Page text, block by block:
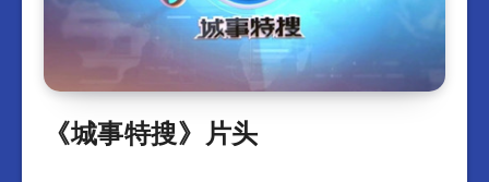
《城事特搜》片头